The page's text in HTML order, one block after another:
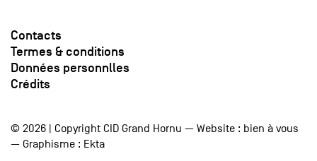
Contacts
Termes & conditions
Données personnlles
Crédits
© 2026 | Copyright CID Grand Hornu — Website : bien à vous
— Graphisme : Ekta